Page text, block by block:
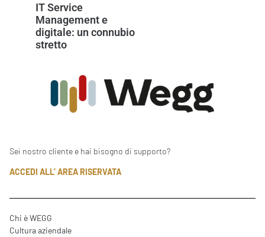
IT Service
Management e
digitale: un connubio
stretto
Sei nostro cliente e hai bisogno di supporto?
ACCEDI ALL’ AREA RISERVATA
Chi è WEGG
Cultura aziendale